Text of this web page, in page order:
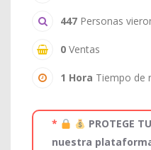
447 Personas
0 Ventas
1 Hora Tiempo de
*
PROTEGE
nuestra